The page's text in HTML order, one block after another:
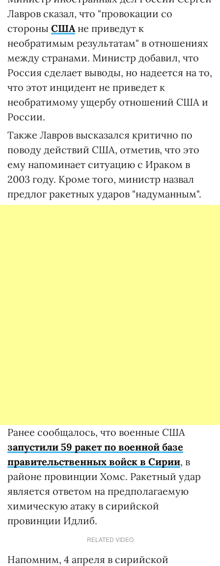
Лавров сказал, что "провокации со
стороны СШАне приведут к
необратимым результатам" в отношениях
между странами. Министр добавил, что
Россия сделает выводы, но надеется на то,
что этот инцидент не приведет к
необратимому ущербу отношений США и
России.
Также Лавров высказался критично по
поводу действий США, отметив, что это
ему напоминает ситуацию с Ираком в
2003 году. Кроме того, министр назвал
предлог ракетных ударов "надуманным".
Ранее сообщалось, что военные США
запустили 59 ракет по военной базе
правительственных войск в Сирии, в
районе провинции Хомс. Ракетный удар
является ответом на предполагаемую
химическую атаку в сирийской
провинции Идлиб.
RELATED VIDEO
Напомним, 4 апреля в сирийской